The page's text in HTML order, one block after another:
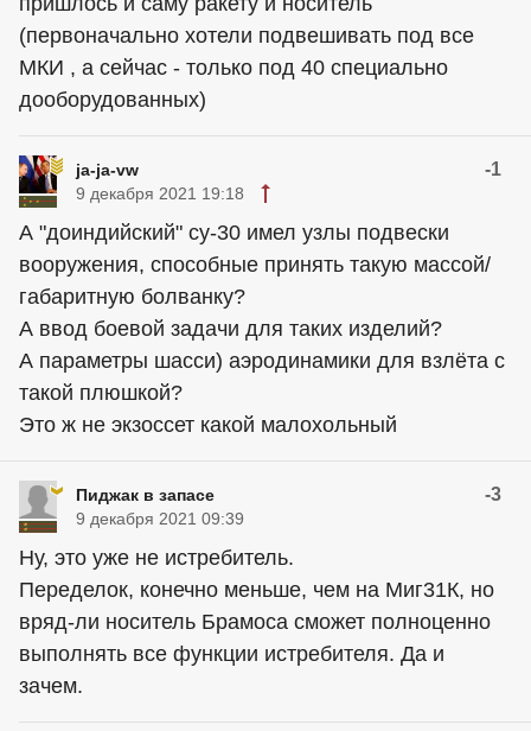
(первоначально хотели подвешивать под все
МКИ , а сейчас - только под 40 специально
дооборудованных)
ja-ja-vw -1
9 декабря 2021 19:18
А "доиндийский" су-30 имел узлы подвески
вооружения, способные принять такую массой/
габаритную болванку?
А ввод боевой задачи для таких изделий?
А параметры шасси) аэродинамики для взлёта с
такой плюшкой?
Это ж не экзоссет какой малохольный
Пиджак в запасе -3
9 декабря 2021 09:39
Ну, это уже не истребитель.
Переделок, конечно меньше, чем на Миг31К, но
вряд-ли носитель Брамоса сможет полноценно
выполнять все функции истребителя. Да и
зачем.